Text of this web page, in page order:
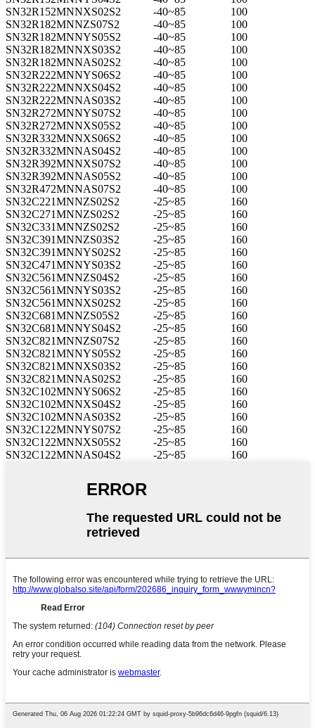
SN32R152MNNXS02S2
-40~85
100
SN32R182MNNZS07S2
-40~85
100
SN32R182MNNYS05S2
-40~85
100
SN32R182MNNXS03S2
-40~85
100
SN32R182MNNAS02S2
-40~85
100
SN32R222MNNYS06S2
-40~85
100
SN32R222MNNXS04S2
-40~85
100
SN32R222MNNAS03S2
-40~85
100
SN32R272MNNYS07S2
-40~85
100
SN32R272MNNXS05S2
-40~85
100
SN32R332MNNXS06S2
-40~85
100
SN32R332MNNAS04S2
-40~85
100
SN32R392MNNXS07S2
-40~85
100
SN32R392MNNAS05S2
-40~85
100
SN32R472MNNAS07S2
-40~85
100
SN32C221MNNZS02S2
-25~85
160
SN32C271MNNZS02S2
-25~85
160
SN32C331MNNZS02S2
-25~85
160
SN32C391MNNZS03S2
-25~85
160
SN32C391MNNYS02S2
-25~85
160
SN32C471MNNYS03S2
-25~85
160
SN32C561MNNZS04S2
-25~85
160
SN32C561MNNYS03S2
-25~85
160
SN32C561MNNXS02S2
-25~85
160
SN32C681MNNZS05S2
-25~85
160
SN32C681MNNYS04S2
-25~85
160
SN32C821MNNZS07S2
-25~85
160
SN32C821MNNYS05S2
-25~85
160
SN32C821MNNXS03S2
-25~85
160
SN32C821MNNAS02S2
-25~85
160
SN32C102MNNYS06S2
-25~85
160
SN32C102MNNXS04S2
-25~85
160
SN32C102MNNAS03S2
-25~85
160
SN32C122MNNYS07S2
-25~85
160
SN32C122MNNXS05S2
-25~85
160
SN32C122MNNAS04S2
-25~85 160